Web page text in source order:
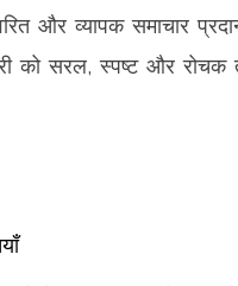
और व्यापक समाचार
को सरल, स्पष्ट और